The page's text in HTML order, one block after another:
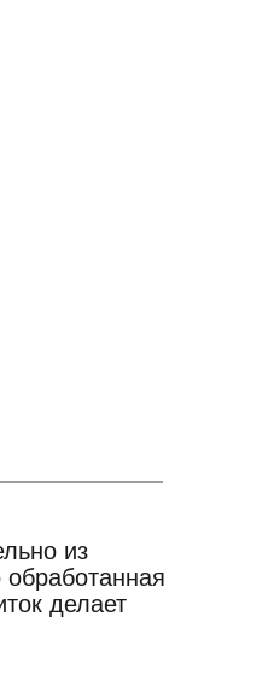
из
обработанная
делает